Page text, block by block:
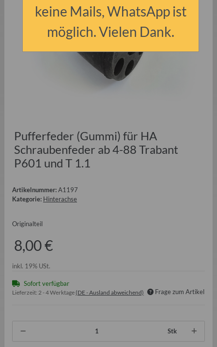
Pufferfeder (Gummi) für HA
Schraubenfeder ab 4-88 Trabant
P601 und T 1.1
Artikelnummer:A1197
Kategorie: Hinterachse
Originalteil
8,00 €
inkl. 19% USt.
Sofort verfügbar
Lieferzeit: 2 - 4 Werktage (DE - Ausland abweichend) Frage zum Artikel
Stk
keine Mails, WhatsApp ist
möglich. Vielen Dank.